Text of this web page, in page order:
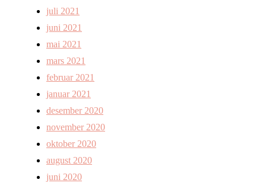
juli 2021
juni 2021
mai 2021
mars 2021
februar 2021
januar 2021
desember 2020
november 2020
oktober 2020
august 2020
juni 2020